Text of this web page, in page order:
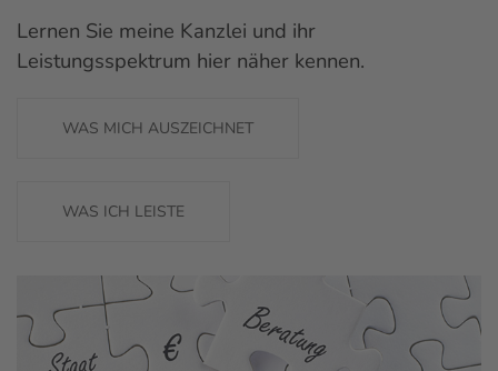
Lernen Sie meine Kanzlei und ihr
Leistungsspektrum hier näher kennen.
WAS MICH AUSZEICHNET
WAS ICH LEISTE